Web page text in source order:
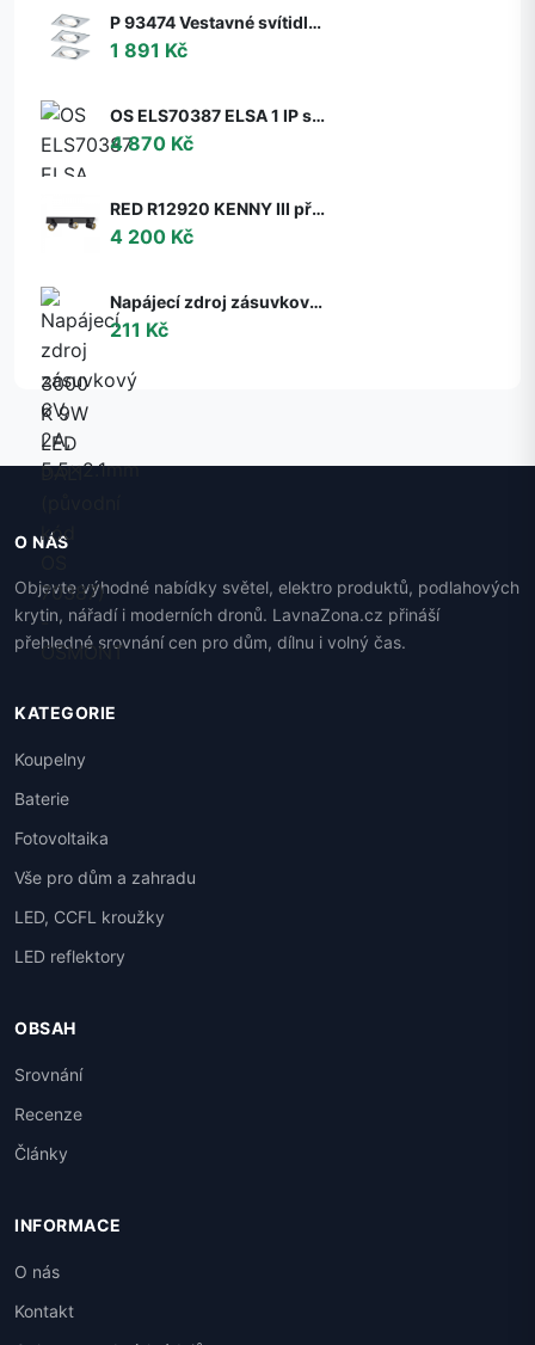
P 93474 Vestavné svítidlo LED Nova hranaté 3x6,5W GU10 hliník broušený nastavitelné 3-krokové-stmívatelné - PAULMANN
1 891 Kč
OS ELS70387 ELSA 1 IP stropní/nástěnné skleněné svítidlo bílá IP65 3000 K 9W LED DALI (původní kód OS 70387) - OSMONT
4 870 Kč
RED R12920 KENNY III přisazená černá/zlatá 230V GU10 3x35W - RED - DESIGN RENDL
4 200 Kč
Napájecí zdroj zásuvkový 6V, 2A, 5.5x2.1mm
211 Kč
O NÁS
Objevte výhodné nabídky světel, elektro produktů, podlahových
krytin, nářadí i moderních dronů. LavnaZona.cz přináší
přehledné srovnání cen pro dům, dílnu i volný čas.
KATEGORIE
Koupelny
Baterie
Fotovoltaika
Vše pro dům a zahradu
LED, CCFL kroužky
LED reflektory
OBSAH
Srovnání
Recenze
Články
INFORMACE
O nás
Kontakt